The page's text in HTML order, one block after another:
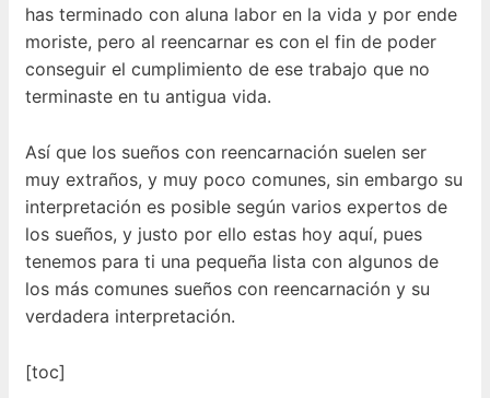
has terminado con aluna labor en la vida y por ende
moriste, pero al reencarnar es con el fin de poder
conseguir el cumplimiento de ese trabajo que no
terminaste en tu antigua vida.
Así que los sueños con reencarnación suelen ser
muy extraños, y muy poco comunes, sin embargo su
interpretación es posible según varios expertos de
los sueños, y justo por ello estas hoy aquí, pues
tenemos para ti una pequeña lista con algunos de
los más comunes sueños con reencarnación y su
verdadera interpretación.
[toc]